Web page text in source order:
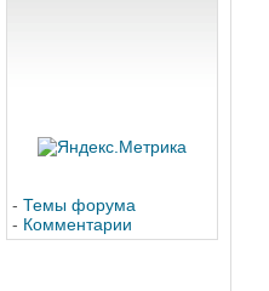
- Темы форума
- Комментарии